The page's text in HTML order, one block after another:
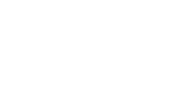
меньше подвержен износу, имеет
пониженным уровнем шума и вибрации.